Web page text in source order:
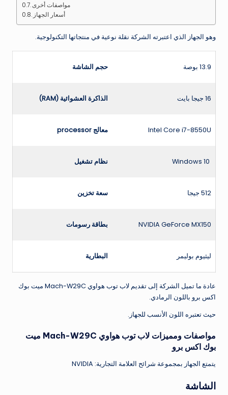
مواصفات أخرى
أسعار الجهاز
وهو الجهاز الذي اعتبرته الشركة نقلة نوعية في منتجاتها التكنولوجية.
13.9 بوصة حجم الشاشة
16 جيجا بايت الذاكرة العشوائية (RAM)
Intel Core i7-8550U معالج processor
نظام تشغيل
512 جيجا سعة تخزين
NVIDIA GeForce MX150 بطاقة رسومات
ليثيوم بوليمر البطارية
عادة ما تميل الشركة إلى تقديم لاب توب هواوي Mach-W29C ميت بوك
اكس برو باللون الرمادي.
حيث تعتبره اللون الأنسب للجهاز.
مواصفات ومميزات لاب توب هواوي Mach-W29C ميت
بوك اكس برو
يتمتع الجهاز بمجموعة شرائح العلامة التجارية: NVIDIA
الشاشة